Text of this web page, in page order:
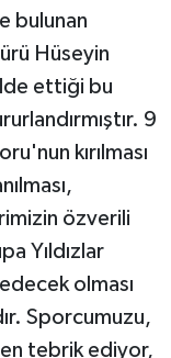
bulunan
Hüseyin
ettiği bu
9
kırılması
özverili
Yıldızlar
olması
Sporcumuzu,
tebrik ediyor,